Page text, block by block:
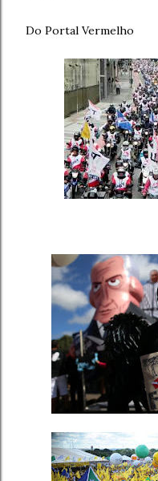
Do Portal Vermelho